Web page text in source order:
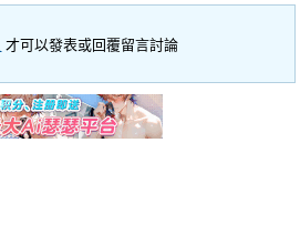
才可以發表或回覆留言討論